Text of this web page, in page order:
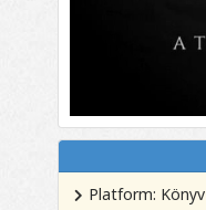
Platform: Könyv